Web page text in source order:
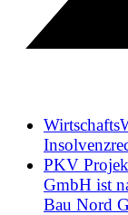
PKV
GmbH ist
Bau Nord